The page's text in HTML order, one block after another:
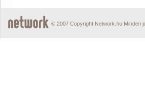
© 2007 Copyright Network.hu Minden